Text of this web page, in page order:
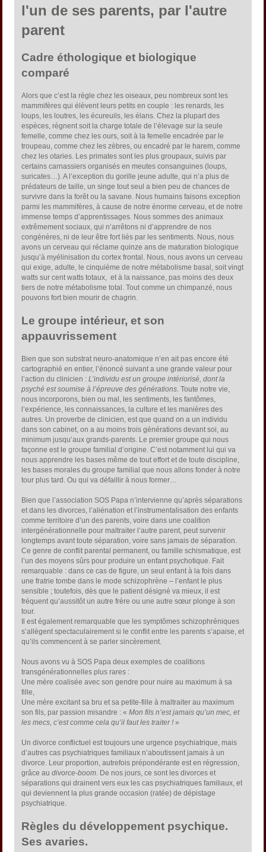
l'un de ses parents, par l'autre
parent
Cadre éthologique et biologique
comparé
Alors que c’est la règle chez les oiseaux, peu nombreux sont les
mammifères qui élèvent leurs petits en couple : les renards, les
loups, les loutres, les écureuils, les élans. Chez la plupart des
espèces, règnent soit la charge totale de l’élevage sur la seule
femelle, comme chez les ours, soit à la femelle encadrée par le
troupeau, comme chez les zèbres, ou encadré par le harem, comme
chez les otaries. Les primates sont les plus groupaux, suivis par
certains carnassiers organisés en meutes consanguines (loups,
suricates…). A l’exception du gorille jeune adulte, qui n’a plus de
prédateurs de taille, un singe tout seul a bien peu de chances de
survivre dans la forêt ou la savane. Nous humains faisons exception
parmi les mammifères, à cause de notre énorme cerveau, et de notre
immense temps d’apprentissages. Nous sommes des animaux
extrêmement sociaux, qui n’arrêtons ni d’apprendre de nos
congénères, ni de leur être fort liés par les sentiments. Nous, nous
avons un cerveau qui réclame quinze ans de maturation biologique
jusqu’à myélinisation du cortex frontal. Nous, nous avons un cerveau
qui exige, adulte, le cinquième de notre métabolisme basal, soit vingt
watts sur cent watts totaux, et à la naissance, pas moins des deux
tiers de notre métabolisme total. Tout comme un chimpanzé, nous
pouvons fort bien mourir de chagrin.
Le groupe intérieur, et son
appauvrissement
Bien que son substrat neuro-anatomique n’en ait pas encore été
cartographié en entier, l’énoncé suivant a une grande valeur pour
l’action du clinicien :L’individu est un groupe intériorisé, dont la
psyché est soumise à l’épreuve des générations . Toute notre vie,
nous incorporons, bien ou mal, les sentiments, les fantômes,
l’expérience, les connaissances, la culture et les manières des
autres. Un proverbe de clinicien, est que quand on a un individu
dans son cabinet, on a au moins trois générations devant soi, au
minimum jusqu’aux grands-parents. Le premier groupe qui nous
façonne est le groupe familial d’origine. C’est notamment lui qui va
nous apprendre les bases même de tout effort et de toute discipline,
les bases morales du groupe familial que nous allons fonder à notre
tour plus tard. Ou qui va défaillir à nous former…
Bien que l’association SOS Papa n’intervienne qu’après séparations
et dans les divorces, l’aliénation et l’instrumentalisation des enfants
comme territoire d’un des parents, voire dans une coalition
intergénérationnelle pour maltraiter l’autre parent, peut survenir
longtemps avant toute séparation, voire sans jamais de séparation.
Ce genre de conflit parental permanent, ou famille schismatique, est
l’un des moyens sûrs pour produire un enfant psychotique. Fait
remarquable : dans ce cas de figure, un seul enfant à la fois dans
une fratrie tombe dans le mode schizophrène – l’enfant le plus
sensible ; toutefois, dès que le patient désigné va mieux, il est
fréquent qu’aussitôt un autre frère ou une autre sœur plonge à son
tour.
Il est également remarquable que les symptômes schizophréniques
s’allègent spectaculairement si le conflit entre les parents s’apaise, et
qu’ils commencent à se parler sincèrement.
Nous avons vu à SOS Papa deux exemples de coalitions
transgénérationnelles plus rares :
Une mère coalisée avec son gendre pour nuire au maximum à sa
fille,
Une mère excitant sa bru et sa petite-fille à maltraiter au maximum
son fils, par passion misandre : «Mon fils n’est jamais qu’un mec, et
les mecs, c’est comme cela qu’il faut les traiter !»
Un divorce conflictuel est toujours une urgence psychiatrique, mais
d’autres cas psychiatriques familiaux n’aboutissent jamais à un
divorce. Leur proportion, autrefois prépondérante est en régression,
grâce audivorce-boom . De nos jours, ce sont les divorces et
séparations qui drainent vers eux les cas psychiatriques familiaux, et
qui deviennent la plus grande occasion (ratée) de dépistage
psychiatrique.
Règles du développement psychique.
Ses avaries.